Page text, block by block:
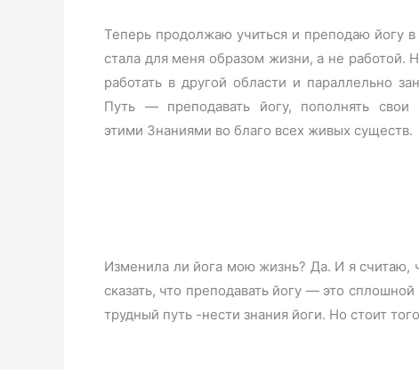
Теперь продолжаю учиться и преподаю йогу
стала для меня образом жизни, а не работой.
работать в другой области и параллельно
Путь — преподавать йогу, пополнять
этими Знаниями во благо всех живых существ.
Изменила ли йога мою жизнь? Да. И я считаю,
сказать, что преподавать йогу — это
трудный путь -нести знания йоги. Но стоит